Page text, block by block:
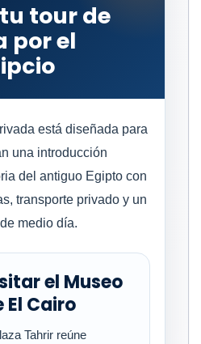
tour de
por el
está diseñada para
una introducción
del antiguo Egipto con
transporte privado y un
medio día.
el Museo
El Cairo
Tahrir reúne